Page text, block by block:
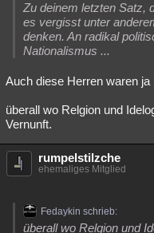
Zu deinem letzten Satz,
es vergisst unter
denken. An radikal
Nationalismus ...
Auch diese Herren waren ja
überall wo Relgion und
Vernunft.
rumpelstilzche
ehemaliges Mitglied
Fedaykin schrieb:
überall wo Relgion und